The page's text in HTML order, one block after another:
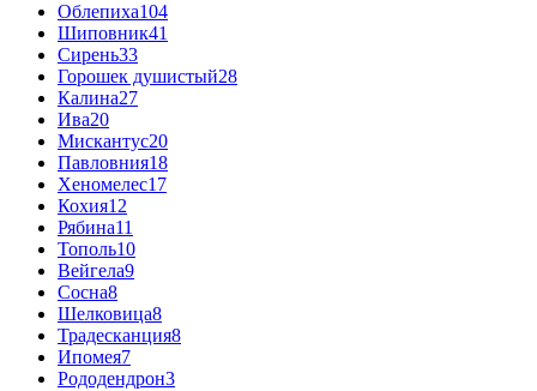
Облепиха104
Шиповник41
Сирень33
Горошек душистый28
Калина27
Ива20
Мискантус20
Павловния18
Хеномелес17
Кохия12
Рябина11
Тополь10
Вейгела9
Сосна8
Шелковица8
Традесканция8
Ипомея7
Рододендрон3